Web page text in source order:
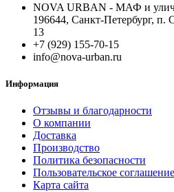
NOVA URBAN - МАФ и
196644, Санкт-Петербург,
13
+7 (929) 155-70-15
info@nova-urban.ru
Информация
Отзывы и благодарности
О компании
Доставка
Производство
Политика безопасности
Пользовательское соглашение
Карта сайта